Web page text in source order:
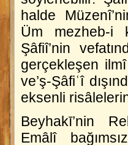
halde
Üm mezheb-i
Şâfiî’nin
gerçekleşen
ve’ş-Şâfiʿî
eksenli
Beyhakī’nin
Emâlî